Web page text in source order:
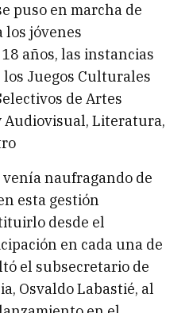
puso en marcha de
los jóvenes
años, las instancias
los Juegos Culturales
de Artes
Audiovisual, Literatura,
naufragando de
esta gestión
desde el
en cada una de
el subsecretario de
Osvaldo Labastié, al